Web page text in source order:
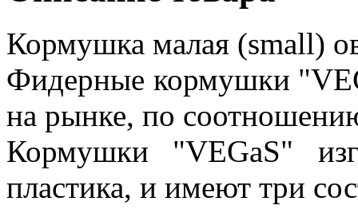
Кормушка малая (small)
Фидерные кормушки
на рынке, по
Кормушки "VEGaS"
пластика, и имеют три